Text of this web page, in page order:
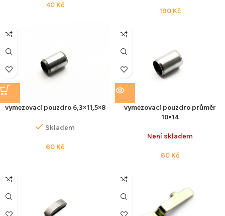
40 Kč
190 Kč
vymezovací pouzdro 6,3×11,5×8
Skladem
60 Kč
vymezovací pouzdro průměr
10×14
Není skladem
60 Kč